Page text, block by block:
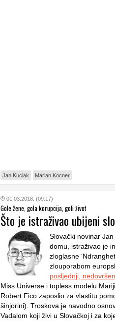
Jan Kuciak Marian Kocner
01.03.2018. (09:17)
Gole žene, gola korupcija, goli život
Što je istraživao ubijeni
Slovački novinar
domu, istraživao je
zloglasne
zlouporabom
posljednji,
Miss Universe i topless modelu
Robert Fico zaposlio za vlastitu
šinjorini). Troskova je navodno
Vadalom koji živi u Slovačkoj i za